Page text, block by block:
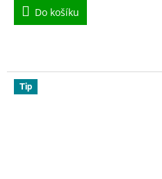
Do košíku
Tip